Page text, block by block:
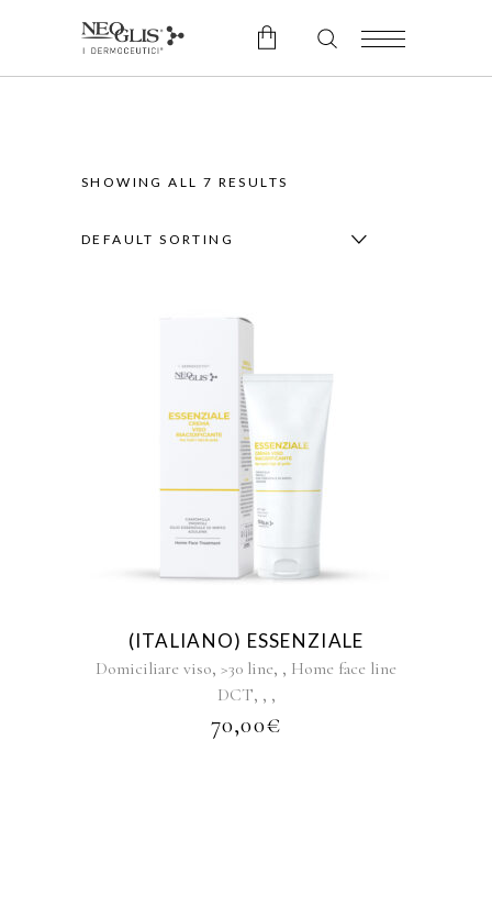
SHOWING ALL 7 RESULTS
DEFAULT SORTING
(ITALIANO) ESSENZIALE
Domiciliare viso, >30 line, , Home face line
DCT, , ,
70,00€